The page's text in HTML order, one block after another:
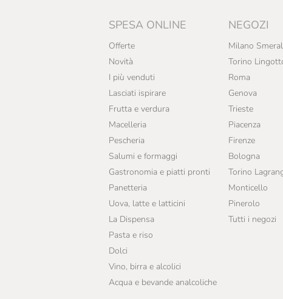
SPESA ONLINE
Offerte
Novità
I più venduti
Lasciati ispirare
Frutta e verdura
Macelleria
Pescheria
Salumi e formaggi
Gastronomia e piatti pronti
Panetteria
Uova, latte e latticini
La Dispensa
Pasta e riso
Dolci
Vino, birra e alcolici
Acqua e bevande analcoliche
NEGOZI
Milano
Torino
Roma
Genova
Trieste
Piacenza
Firenze
Bologna
Torino
Monticello
Pinerolo
Tutti i negozi